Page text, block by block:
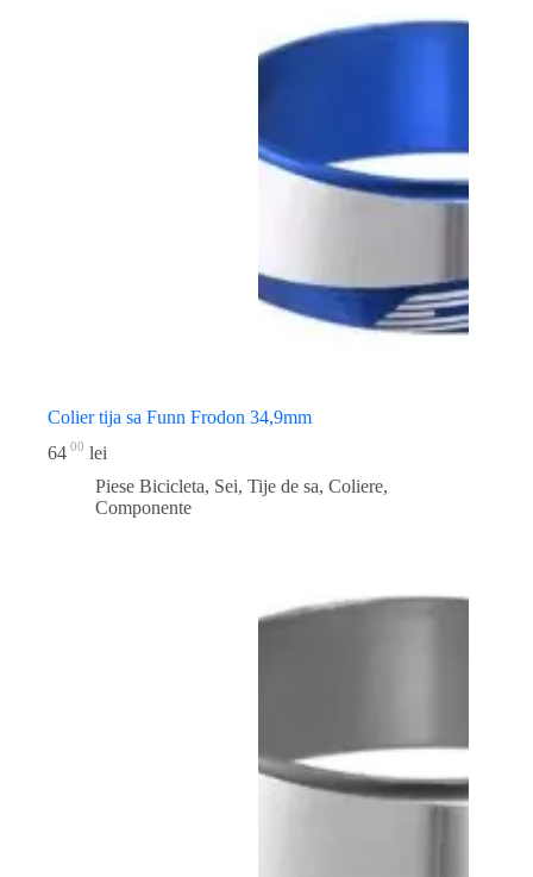
Colier tija sa Funn Frodon 34,9mm
64 00 lei
Piese Bicicleta, Sei, Tije de sa, Coliere,
Componente